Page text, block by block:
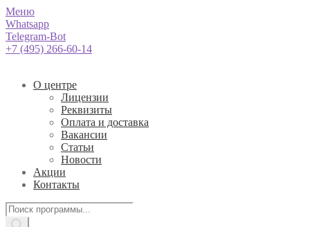
Меню
Whatsapp
Telegram-Bot
+7 (495) 266-60-14
О центре
Лицензии
Реквизиты
Оплата и доставка
Вакансии
Статьи
Новости
Акции
Контакты
Поиск
товаров